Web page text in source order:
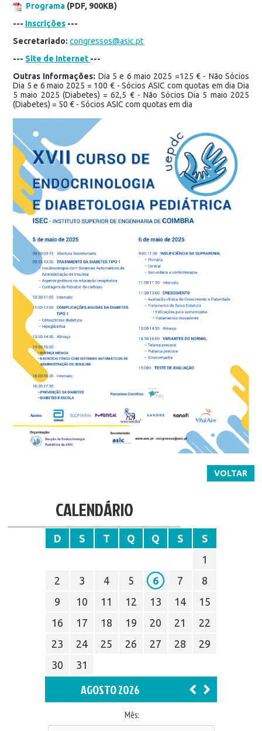
Programa(PDF, 900KB)
--- Inscrições---
Secretariado: congressos@asic.pt
--- Site de Internet ---
Outras Informações: Dia 5 e 6 maio 2025 =125 € - Não Sócios
Dia 5 e 6 maio 2025 = 100 € - Sócios ASIC com quotas em dia Dia
5 maio 2025 (Diabetes) = 62,5 € - Não Sócios Dia 5 maio 2025
(Diabetes) = 50 € - Sócios ASIC com quotas em dia
VOLTAR
CALENDÁRIO
D S T Q Q S
S
1
2
3 4 5 6 7
8
9
10 11 12 13 14
15
16
17 18 19 20 21
22
23
24 25 26 27 28
29
30
31
AGOSTO 2026
Mês: